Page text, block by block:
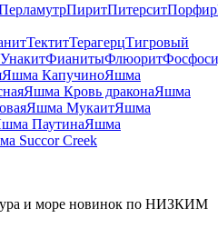
ПиритПитерситПорфир
ТектитТерагерцТигровый
УнакитФианитыФлюорит
Яшма КапучиноЯшма
Яшма Кровь драконаЯшма
Яшма МукаитЯшма
ПаутинаЯшма
Succor Creek
и море новинок по НИЗКИМ